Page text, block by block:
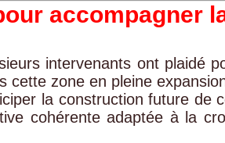
accompagner
intervenants ont plaidé
cette zone en pleine
la construction future de
cohérente adaptée à la